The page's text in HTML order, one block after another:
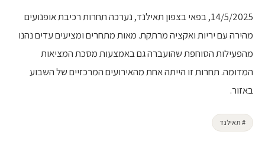
14/5/2025, בפאי בצפון תאילנד, נערכה תחרות רכיבת אופנועים
מהירה עם יריות ואקציה מרתקת. מאות מתחרים ומציעים עדים נהנו
מהפעילות הסוחפת שהועברה גם באמצעות מסכת המציאות
המדומה. תחרות זו הייתה אחת מהאירועים המרכזיים של השבוע
באזור.
# תאילנד